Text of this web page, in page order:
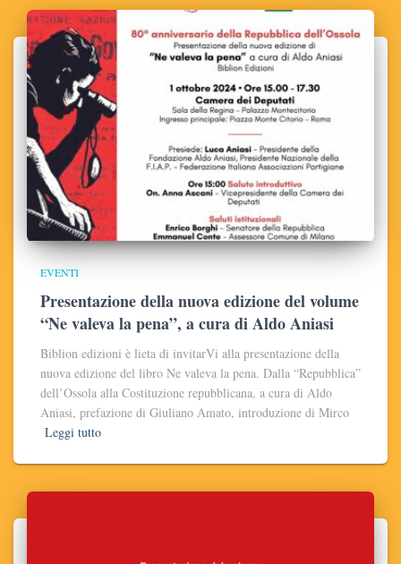
EVENTI
Presentazione della nuova edizione del volume
“Ne valeva la pena”, a cura di Aldo Aniasi
Biblion edizioni è lieta di invitarVi alla presentazione della
nuova edizione del libro Ne valeva la pena. Dalla “Repubblica”
dell’Ossola alla Costituzione repubblicana, a cura di Aldo
Aniasi, prefazione di Giuliano Amato, introduzione di Mirco
Leggi tutto